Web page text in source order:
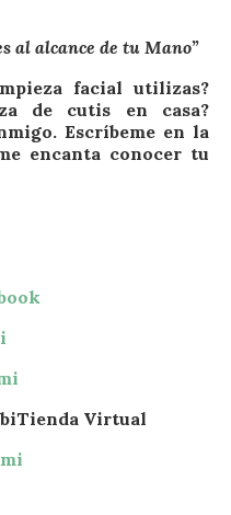
al alcance de tu Mano”
facial utilizas?
de cutis en casa?
Escríbeme en la
encanta conocer tu
Virtual